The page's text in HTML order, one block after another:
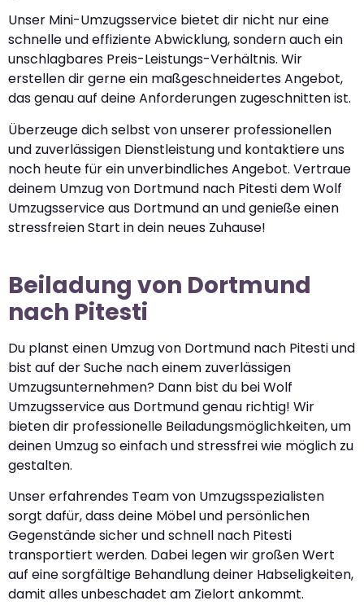
Unser Mini-Umzugsservice bietet dir nicht nur eine
schnelle und effiziente Abwicklung, sondern auch ein
unschlagbares Preis-Leistungs-Verhältnis. Wir
erstellen dir gerne ein maßgeschneidertes Angebot,
das genau auf deine Anforderungen zugeschnitten ist.
Überzeuge dich selbst von unserer professionellen
und zuverlässigen Dienstleistung und kontaktiere uns
noch heute für ein unverbindliches Angebot. Vertraue
deinem Umzug von Dortmund nach Pitesti dem Wolf
Umzugsservice aus Dortmund an und genieße einen
stressfreien Start in dein neues Zuhause!
Beiladung von Dortmund
nach Pitesti
Du planst einen Umzug von Dortmund nach Pitesti und
bist auf der Suche nach einem zuverlässigen
Umzugsunternehmen? Dann bist du bei Wolf
Umzugsservice aus Dortmund genau richtig! Wir
bieten dir professionelle Beiladungsmöglichkeiten, um
deinen Umzug so einfach und stressfrei wie möglich zu
gestalten.
Unser erfahrendes Team von Umzugsspezialisten
sorgt dafür, dass deine Möbel und persönlichen
Gegenstände sicher und schnell nach Pitesti
transportiert werden. Dabei legen wir großen Wert
auf eine sorgfältige Behandlung deiner Habseligkeiten,
damit alles unbeschadet am Zielort ankommt.